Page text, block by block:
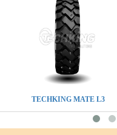
TECHKING MATE L3